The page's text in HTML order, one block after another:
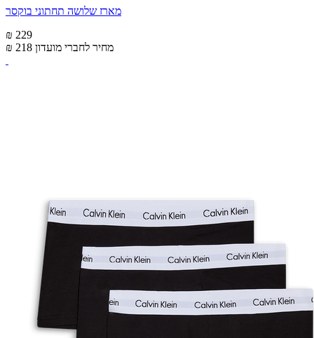
מארז שלושה תחתוני בוקסר
₪ 229
₪ 218 מחיר לחברי מועדון